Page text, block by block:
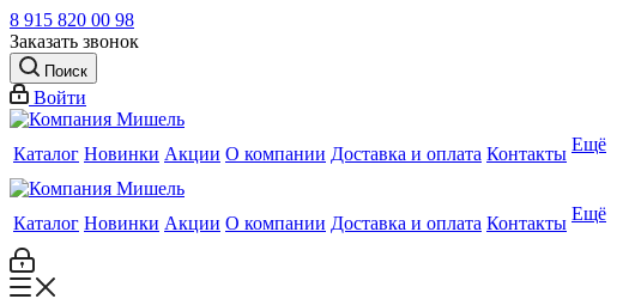
8 915 820 00 98
Заказать звонок
Поиск
Войти
Каталог Новинки Акции О компании Доставка и оплата Контакты Ещё
Каталог Новинки Акции О компании Доставка и оплата Контакты Ещё